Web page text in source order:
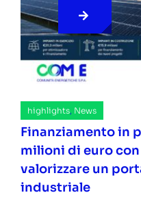
highlights, News
Finanziamento in
milioni di euro con
valorizzare un
industriale